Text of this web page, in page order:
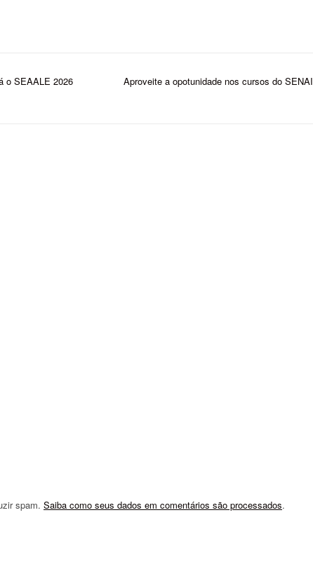
o SEAALE 2026
Aproveite a opotunidade nos cursos do SENAI
spam. Saiba como seus dados em comentários são processados.